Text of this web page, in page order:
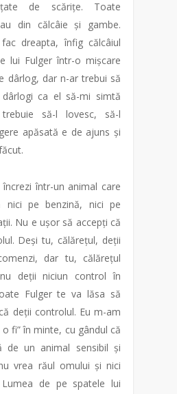
de scărițe. Toate
din călcâie și gambe.
dreapta, înfig călcâiul
lui Fulger într-o mișcare
dârlog, dar n-ar trebui să
ca el să-mi simtă
să-l lovesc, să-l
apăsată e de ajuns și
într-un animal care
nici pe benzină, nici pe
Nu e ușor să accepți că
Deși tu, călărețul, deții
dar tu, călărețul
deții niciun control în
Fulger te va lăsa să
deții controlul. Eu m-am
fi” în minte, cu gândul că
de un animal sensibil și
vrea răul omului și nici
de pe spatele lui